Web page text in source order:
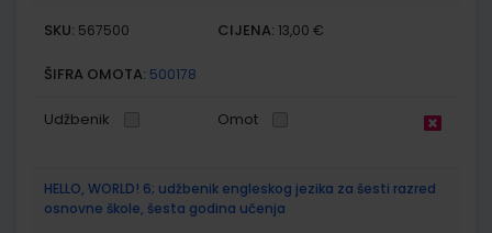
SKU: 567500 CIJENA: 13,00 €
ŠIFRA OMOTA: 500178
Udžbenik Omot
HELLO, WORLD! 6; udžbenik engleskog jezika za šesti razred
osnovne škole, šesta godina učenja